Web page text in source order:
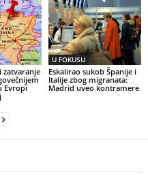
zatvaranje
Evropi
U FOKUSU
Eskalirao sukob Španije i
Italije zbog migranata:
Madrid uveo kontramere